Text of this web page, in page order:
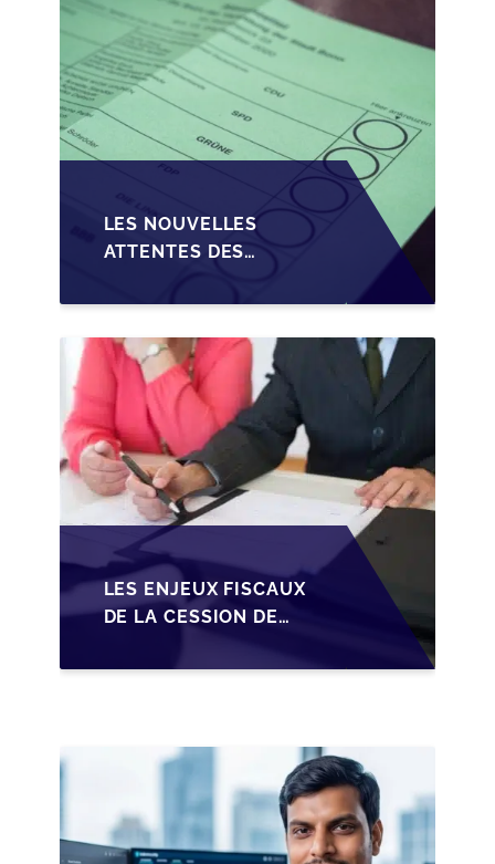
LES NOUVELLES
ATTENTES DES
TRANSMISSION DES
PME BELGES
LES ENJEUX FISCAUX
DE LA CESSION DE
LES DIRIGEANTS DE